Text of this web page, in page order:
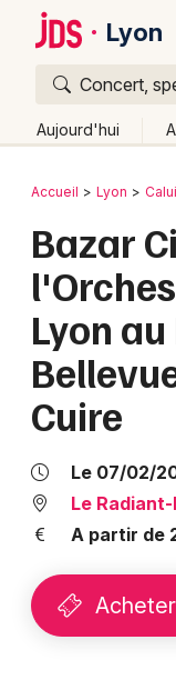
Lyon
Concert,
Aujourd'hui
Publier un
Grands
Activité &
Manifestations
Spectacles
Concerts
Bordeaux
Colmar
Lille
Lyon
Marseille
Mulhouse
Montpellier
Nice
Paris
Retour
Accueil Lyon
Bazar
Lyon
Cuire
Le 07/02/
Le
A partir de
Quoi ?
Où ?
Près de moi
Quand ?
Aujourd'hui